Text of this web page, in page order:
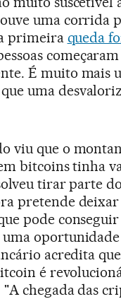
uma corrida
primeira queda
É muito mais
uma
viu que o
bitcoins tinha
tirar parte
pretende
pode
acredita
é
"A chegada das